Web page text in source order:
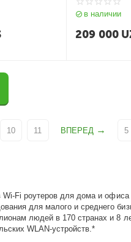
Fi роутеров для дома и офиса
для малого и среднего
людей в 170 странах и 8
WLAN-устройств.*
в наличии
209 000
10 11 ВПЕРЕД 5